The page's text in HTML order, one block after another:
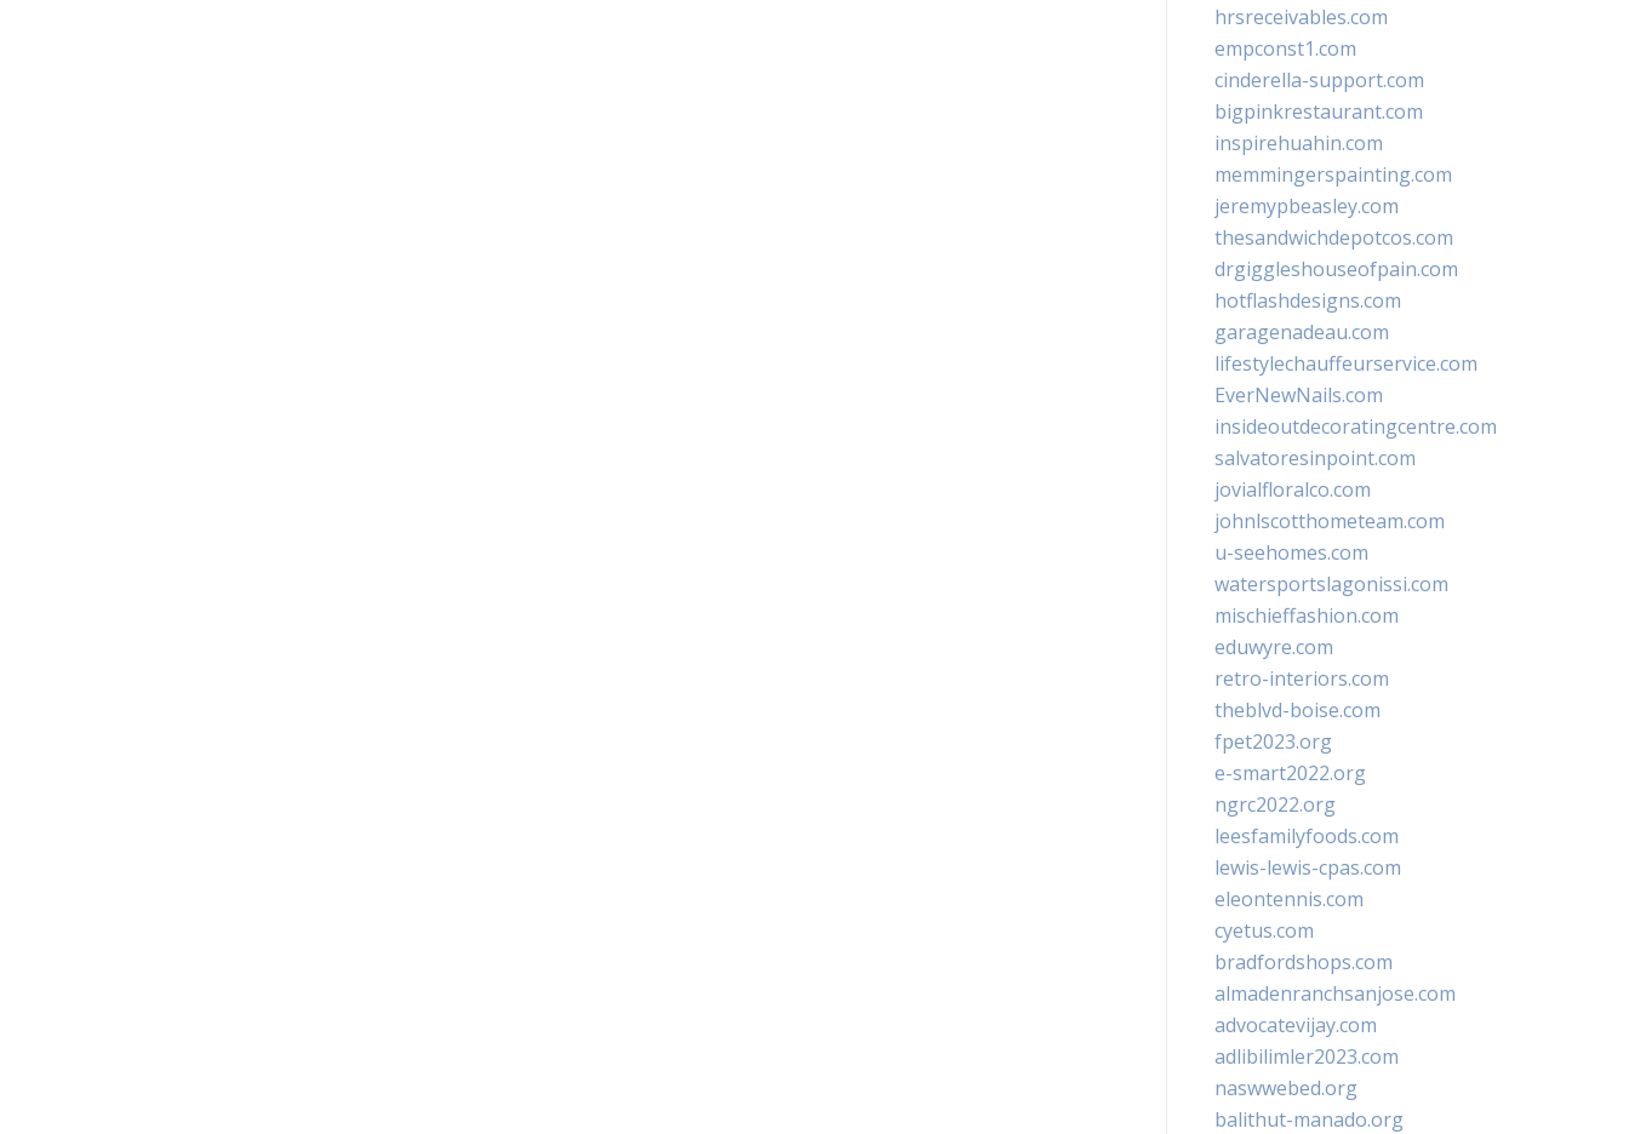
hrsreceivables.com
empconst1.com
cinderella-support.com
bigpinkrestaurant.com
inspirehuahin.com
memmingerspainting.com
jeremypbeasley.com
thesandwichdepotcos.com
drgiggleshouseofpain.com
hotflashdesigns.com
garagenadeau.com
lifestylechauffeurservice.com
EverNewNails.com
insideoutdecoratingcentre.com
salvatoresinpoint.com
jovialfloralco.com
johnlscotthometeam.com
u-seehomes.com
watersportslagonissi.com
mischieffashion.com
eduwyre.com
retro-interiors.com
theblvd-boise.com
fpet2023.org
e-smart2022.org
ngrc2022.org
leesfamilyfoods.com
lewis-lewis-cpas.com
eleontennis.com
cyetus.com
bradfordshops.com
almadenranchsanjose.com
advocatevijay.com
adlibilimler2023.com
naswwebed.org
balithut-manado.org